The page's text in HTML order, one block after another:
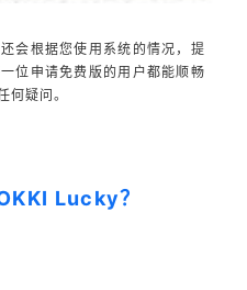
会根据您使用系统的情况，提
位申请免费版的用户都能顺畅
何疑问。
Lucky？